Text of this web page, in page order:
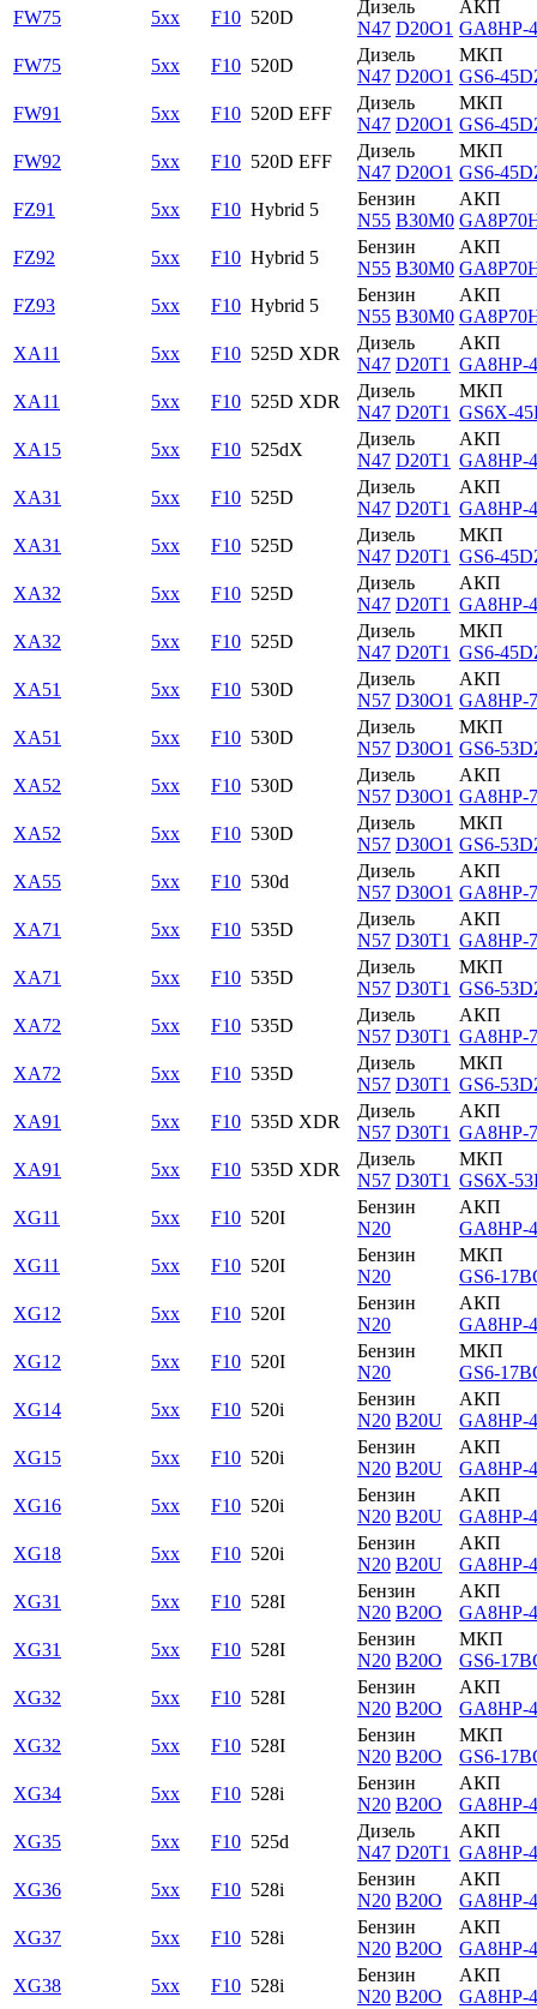
FW75 5xx F10 520D
Дизель
N47 D20O1
АКП
GA8HP-
FW75
5xx F10 520D
Дизель
N47 D20O1
МКП
GS6-
FW91
5xx F10 520D EFF
Дизель
N47 D20O1
МКП
GS6-
FW92
5xx F10 520D EFF
Дизель
N47 D20O1
МКП
GS6-
FZ91
5xx F10 Hybrid 5
Бензин
N55 B30M0
АКП
FZ92
5xx F10 Hybrid 5
Бензин
N55 B30M0
АКП
FZ93
5xx F10 Hybrid 5
Бензин
N55 B30M0
АКП
XA11
5xx F10 525D XDR
Дизель
N47 D20T1
АКП
GA8HP-
XA11
5xx F10 525D XDR
Дизель
N47 D20T1
МКП
GS6X-
XA15
5xx F10 525dX
Дизель
N47 D20T1
АКП
GA8HP-
XA31
5xx F10 525D
Дизель
N47 D20T1
АКП
GA8HP-
XA31
5xx F10 525D
Дизель
N47 D20T1
МКП
GS6-
XA32
5xx F10 525D
Дизель
N47 D20T1
АКП
GA8HP-
XA32
5xx F10 525D
Дизель
N47 D20T1
МКП
GS6-
XA51
5xx F10 530D
Дизель
N57 D30O1
АКП
GA8HP-
XA51
5xx F10 530D
Дизель
N57 D30O1
МКП
GS6-
XA52
5xx F10 530D
Дизель
N57 D30O1
АКП
GA8HP-
XA52
5xx F10 530D
Дизель
N57 D30O1
МКП
GS6-
XA55
5xx F10 530d
Дизель
N57 D30O1
АКП
GA8HP-
XA71
5xx F10 535D
Дизель
N57 D30T1
АКП
GA8HP-
XA71
5xx F10 535D
Дизель
N57 D30T1
МКП
GS6-
XA72
5xx F10 535D
Дизель
N57 D30T1
АКП
GA8HP-
XA72
5xx F10 535D
Дизель
N57 D30T1
МКП
GS6-
XA91
5xx F10 535D XDR
Дизель
N57 D30T1
АКП
GA8HP-
XA91
5xx F10 535D XDR
Дизель
N57 D30T1
МКП
GS6X-
XG11
5xx F10 520I
Бензин
N20
АКП
GA8HP-
XG11
5xx F10 520I
Бензин
N20
МКП
GS6-
XG12
5xx F10 520I
Бензин
N20
АКП
GA8HP-
XG12
5xx F10 520I
Бензин
N20
МКП
GS6-
XG14
5xx F10 520i
Бензин
N20 B20U
АКП
GA8HP-
XG15
5xx F10 520i
Бензин
N20 B20U
АКП
GA8HP-
XG16
5xx F10 520i
Бензин
N20 B20U
АКП
GA8HP-
XG18
5xx F10 520i
Бензин
N20 B20U
АКП
GA8HP-
XG31
5xx F10 528I
Бензин
N20 B20O
АКП
GA8HP-
XG31
5xx F10 528I
Бензин
N20 B20O
МКП
GS6-
XG32
5xx F10 528I
Бензин
N20 B20O
АКП
GA8HP-
XG32
5xx F10 528I
Бензин
N20 B20O
МКП
GS6-
XG34
5xx F10 528i
Бензин
N20 B20O
АКП
GA8HP-
XG35
5xx F10 525d
Дизель
N47 D20T1
АКП
GA8HP-
XG36
5xx F10 528i
Бензин
N20 B20O
АКП
GA8HP-
XG37
5xx F10 528i
Бензин
N20 B20O
АКП
GA8HP-
XG38
5xx F10 528i
Бензин
N20 B20O
АКП
GA8HP-